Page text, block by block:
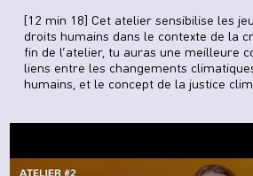
[12 min 18] Cet atelier sensibilise les
droits humains dans le contexte de la
fin de l’atelier, tu auras une meilleure
liens entre les changements
humains, et le concept de la justice